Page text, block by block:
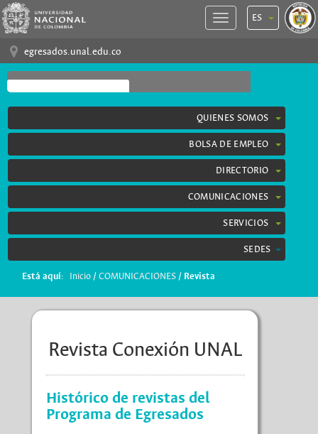
ES
egresados.unal.edu.co
QUIENES SOMOS
BOLSA DE EMPLEO
DIRECTORIO
COMUNICACIONES
SERVICIOS
SEDES
Está aquí: Inicio /COMUNICACIONES / Revista
Revista Conexión UNAL
Histórico de revistas del
Programa de Egresados